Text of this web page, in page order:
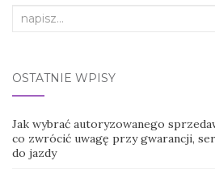
Search
OSTATNIE WPISY
Jak wybrać autoryzowanego
co zwrócić uwagę przy gwarancji,
do jazdy